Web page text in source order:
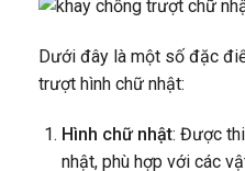
Dưới đây là một số đặc
trượt hình chữ nhật:
Hình chữ nhật: Được
nhật, phù hợp với các